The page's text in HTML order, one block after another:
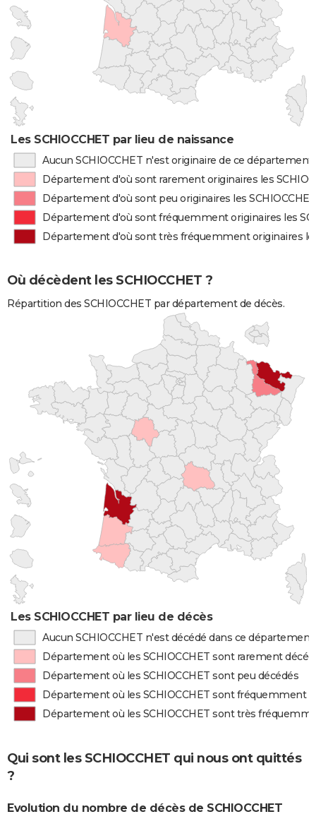
Les SCHIOCCHET par lieu de naissance
Aucun SCHIOCCHET n'est originaire de ce département
Département d'où sont rarement originaires les
Département d'où sont peu originaires les SCHIOCCHET
Département d'où sont fréquemment originaires les
Département d'où sont très fréquemment originaires
Où décèdent les SCHIOCCHET ?
Répartition des SCHIOCCHET par département de décès.
Les SCHIOCCHET par lieu de décès
Aucun SCHIOCCHET n'est décédé dans ce département
Département où les SCHIOCCHET sont rarement
Département où les SCHIOCCHET sont peu décédés
Département où les SCHIOCCHET sont fréquemment
Département où les SCHIOCCHET sont très
Qui sont les SCHIOCCHET qui nous ont quittés
?
Evolution du nombre de décès de SCHIOCCHET